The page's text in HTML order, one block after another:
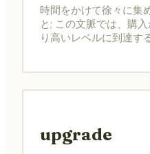
時間をかけて徐々に集
と; この文脈では、購
り高いレベルに到達す
upgrade